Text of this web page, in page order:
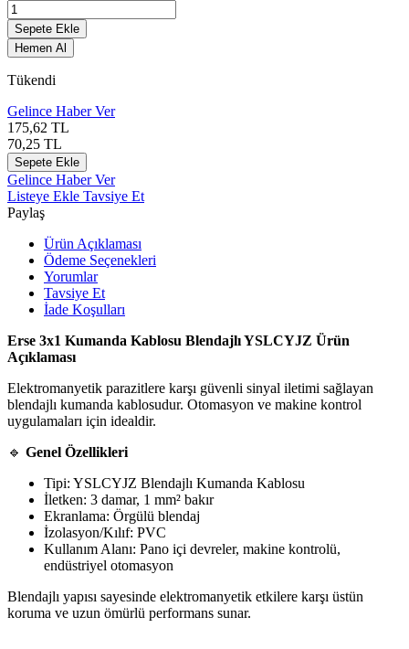
Sepete Ekle
Hemen Al
Tükendi
Gelince Haber Ver
175,62 TL
70,25 TL
Sepete Ekle
Gelince Haber Ver
Listeye Ekle Tavsiye Et
Paylaş
Ürün Açıklaması
Ödeme Seçenekleri
Yorumlar
Tavsiye Et
İade Koşulları
Erse 3x1 Kumanda Kablosu Blendajlı YSLCYJZ Ürün
Açıklaması
Elektromanyetik parazitlere karşı güvenli sinyal iletimi sağlayan
blendajlı kumanda kablosudur. Otomasyon ve makine kontrol
uygulamaları için idealdir.
🔹 Genel Özellikleri
Tipi: YSLCYJZ Blendajlı Kumanda Kablosu
İletken: 3 damar, 1 mm² bakır
Ekranlama: Örgülü blendaj
İzolasyon/Kılıf: PVC
Kullanım Alanı: Pano içi devreler, makine kontrolü,
endüstriyel otomasyon
Blendajlı yapısı sayesinde elektromanyetik etkilere karşı üstün
koruma ve uzun ömürlü performans sunar.